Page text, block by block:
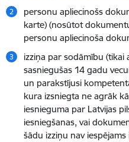
personu apliecinošs
karte) (nosūtot
personu apliecinoša
izziņa par sodāmību
sasniegušas 14 gadu
un parakstījusi
kura izsniegta ne agrāk
iesnieguma par Latvijas
iesniegšanas, vai
šādu izziņu nav